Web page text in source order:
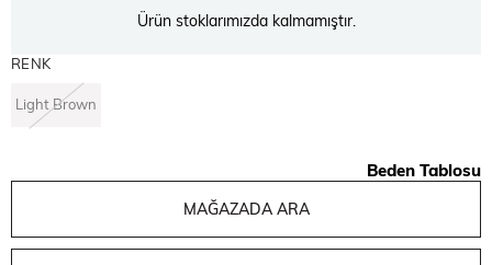
Ürün stoklarımızda kalmamıştır.
RENK
Light Brown
Beden Tablosu
MAĞAZADA ARA